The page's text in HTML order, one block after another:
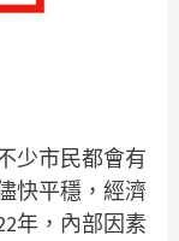
少市民都會有
快平穩，經濟
年，內部因素